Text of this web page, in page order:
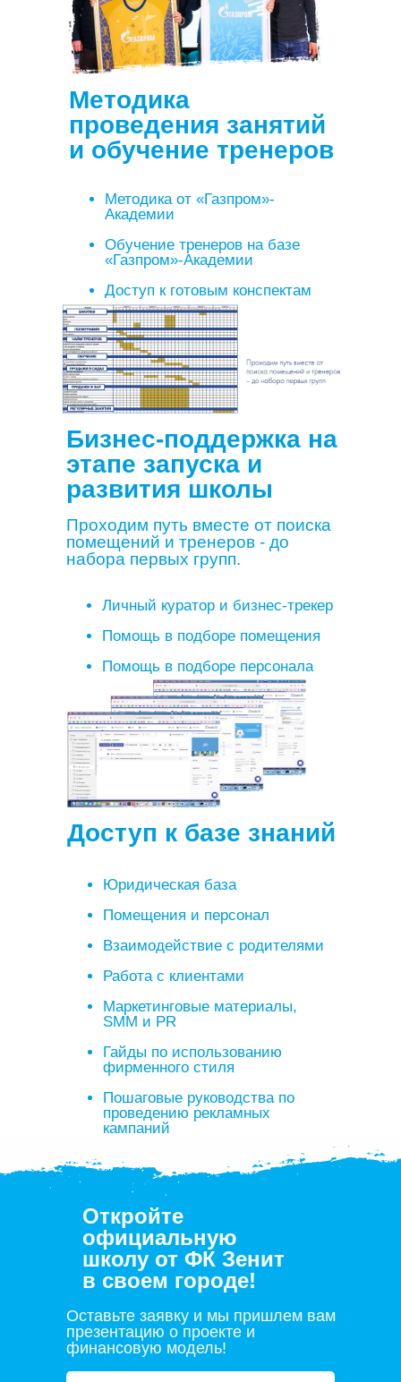
Методика от «Газпром»-
Академии
Обучение тренеров на базе
«Газпром»-Академии
Доступ к готовым конспектам
тренировок
Методика
проведения занятий
и обучение тренеров
Личный куратор и бизнес-трекер
Помощь в подборе помещения
Помощь в подборе персонала
Бизнес-поддержка на
этапе запуска и
развития школы
Проходим путь вместе от поиска
помещений и тренеров - до
набора первых групп.
Юридическая база
Помещения и персонал
Взаимодействие с родителями
Работа с клиентами
Маркетинговые материалы,
SMM и PR
Гайды по использованию
фирменного стиля
Пошаговые руководства по
проведению рекламных
кампаний
Доступ к базе знаний
Оставьте заявку и мы пришлем вам
презентацию о проекте и
финансовую модель!
Откройте
официальную
школу от ФК Зенит
в своем городе!